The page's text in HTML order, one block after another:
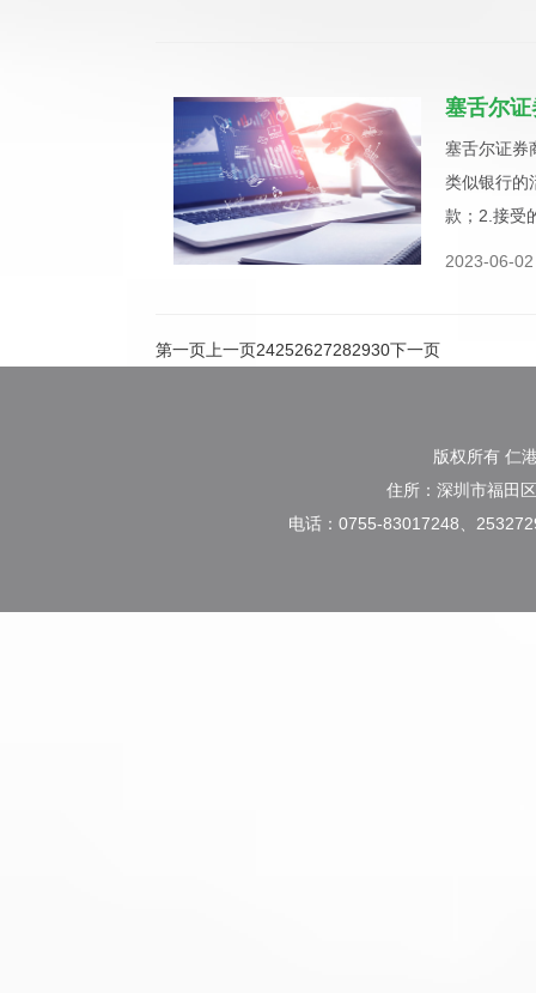
塞舌尔
塞舌尔证券
类似银行的
款；2.接受
2023-06-02
第一页 上一页24252627282930下一页
版权所有 仁
住所：深圳市福田
电话：0755-83017248、